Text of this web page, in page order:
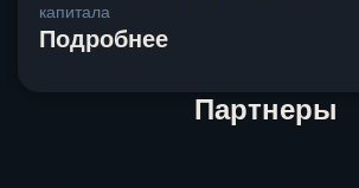
капитала
Подробнее
Партнеры